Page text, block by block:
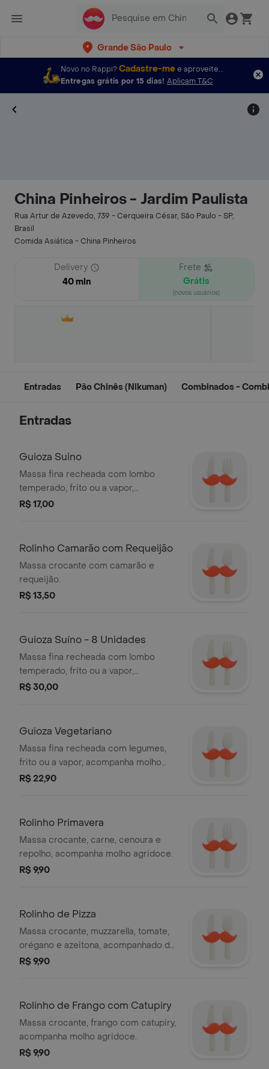
Grande São Paulo
Novo no Rappi? Cadastre-mee aproveite...
Entregas grátis por 15 dias! Aplicam T&C
China Pinheiros - Jardim Paulista
Rua Artur de Azevedo, 739 - Cerqueira César, São Paulo - SP,
Brasil
Comida Asiática - China Pinheiros
Delivery
40 min
Frete
Grátis
(novos usuários)
Entradas Pão Chinês (Nikuman) Combinados -
Entradas
Guioza Suino
Massa fina recheada com lombo
temperado, frito ou a vapor,
acompanha molho shoyu. Escolha o
R$ 17,00
Rolinho Camarão com Requeijão
Massa crocante com camarão e
requeijão.
R$ 13,50
Guioza Suíno - 8 Unidades
Massa fina recheada com lombo
temperado, frito ou a vapor,
acompanha molho shoyu.
R$ 30,00
Guioza Vegetariano
Massa fina recheada com legumes,
frito ou a vapor, acompanha molho
shoyu.
R$ 22,90
Rolinho Primavera
Massa crocante, carne, cenoura e
repolho, acompanha molho agridoce.
R$ 9,90
Rolinho de Pizza
Massa crocante, muzzarella, tomate,
orégano e azeitona, acompanhado de
molho agridoce.
R$ 9,90
Rolinho de Frango com Catupiry
Massa crocante, frango com catupiry,
acompanha molho agridoce.
R$ 9,90